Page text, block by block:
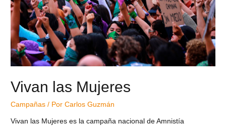
Vivan las Mujeres
Campañas / PorCarlos Guzmán
Vivan las Mujeres es la campaña nacional de Amnistía